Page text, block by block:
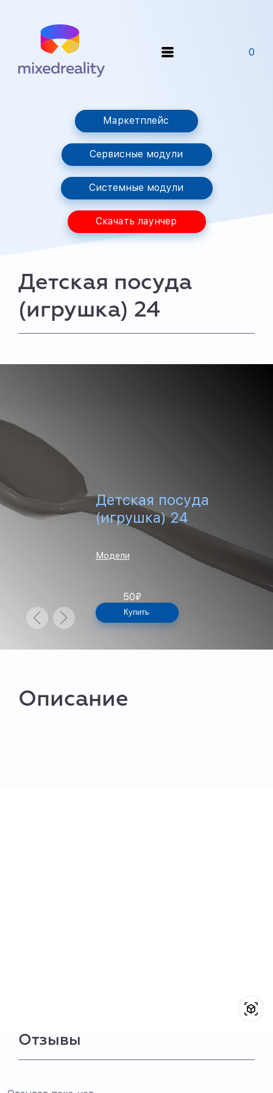
0
Маркетплейс
Сервисные модули
Системные модули
Скачать лаунчер
Детская посуда
(игрушка) 24
Детская посуда
(игрушка) 24
Модели
50₽
Купить
Описание
Отзывы